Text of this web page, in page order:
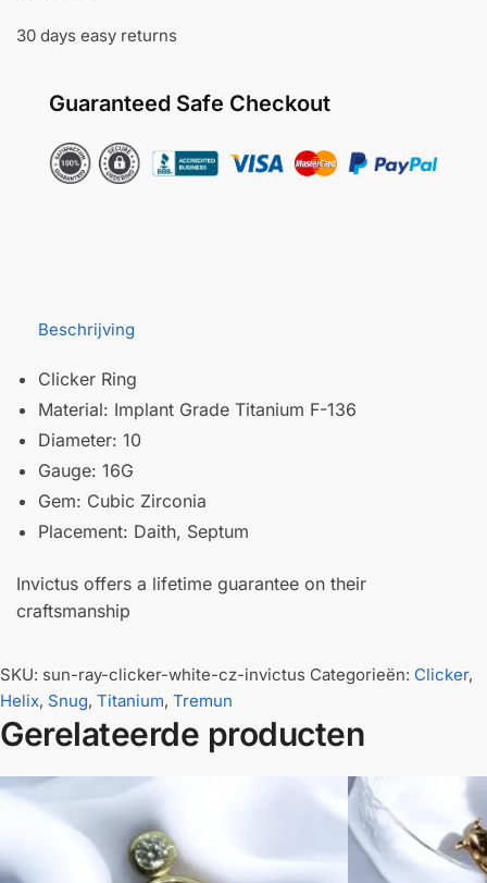
30 days easy returns
Guaranteed Safe Checkout
Beschrijving
Clicker Ring
Material: Implant Grade Titanium F-136
Diameter: 10
Gauge: 16G
Gem: Cubic Zirconia
Placement: Daith, Septum
Invictus offers a lifetime guarantee on their
craftsmanship
SKU: sun-ray-clicker-white-cz-invictus Categorieën: Clicker,
Helix, Snug, Titanium, Tremun
Gerelateerde producten